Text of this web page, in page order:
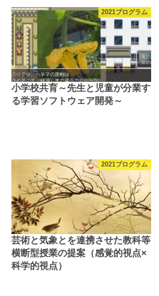
2021プログラム
小学校共育～先生と児童が分業す
る学習ソフトウェア開発～
2021プログラム
芸術と気象とを連携させた教科等
横断型授業の提案（感覚的視点×
科学的視点）